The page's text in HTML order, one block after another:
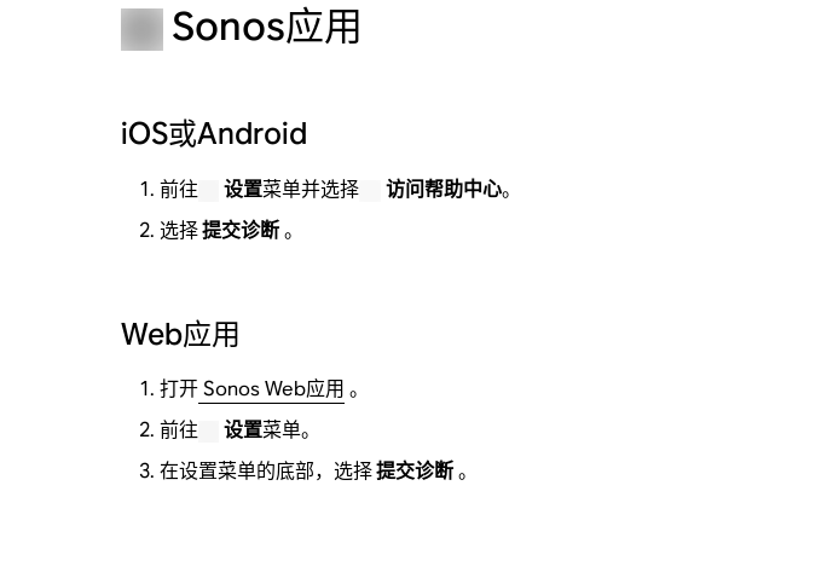
Sonos应用
iOS或Android
前往 设置菜单并选择 访问帮助中心。
选择提交诊断。
Web应用
打开Sonos Web应用 。
前往
设置菜单。
在设置菜单的底部，选择提交诊断。